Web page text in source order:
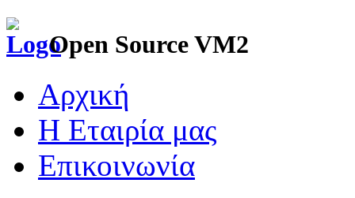
Open Source VM2
Αρχική
Η Εταιρία μας
Επικοινωνία